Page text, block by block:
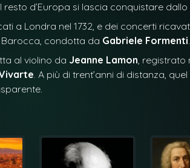
d’Europa si lascia conquistare dallo
a Londra nel 1732, e dei concerti
Barocca, condotta da Gabriele Formenti.
al violino da Jeanne Lamon, registrato
. A più di trent’anni di distanza,